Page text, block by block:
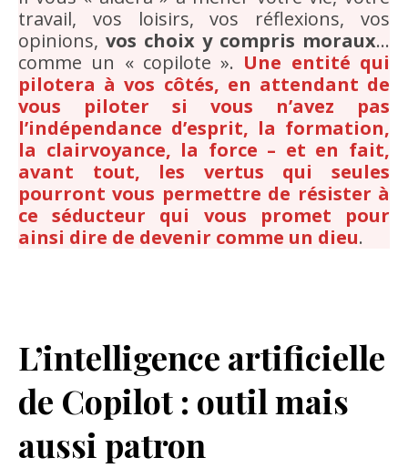
travail, vos loisirs, vos réflexions, vos
opinions, vos choix y compris moraux…
comme un « copilote ». Une entité qui
pilotera à vos côtés, en attendant de
vous piloter si vous n’avez pas
l’indépendance d’esprit, la formation,
la clairvoyance, la force – et en fait,
avant tout, les vertus qui seules
pourront vous permettre de résister à
ce séducteur qui vous promet pour
ainsi dire de devenir comme un dieu.
L’intelligence artificielle
de Copilot : outil mais
aussi patron